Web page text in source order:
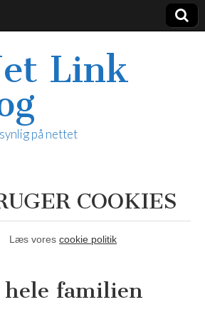
Link
på nettet
COOKIES
Læs vores cookie politik
familien